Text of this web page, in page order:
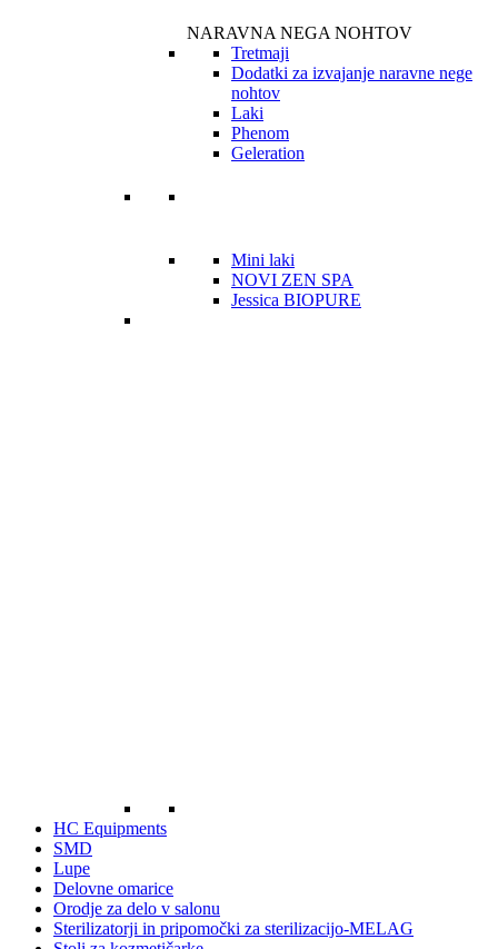
NARAVNA NEGA NOHTOV
Tretmaji
Dodatki za izvajanje naravne nege
nohtov
Laki
Phenom
Geleration
Mini laki
NOVI ZEN SPA
Jessica BIOPURE
HC Equipments
SMD
Lupe
Delovne omarice
Orodje za delo v salonu
Sterilizatorji in pripomočki za sterilizacijo-MELAG